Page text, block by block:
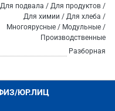
Для подвала / Для продуктов /
Для химии / Для хлеба /
Многоярусные / Модульные /
Производственные
Разборная
ЮР.ЛИЦ